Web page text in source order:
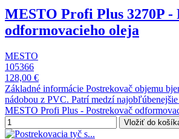
MESTO Profi Plus 3270P -
odformovacieho oleja
MESTO
105366
128,00 €
Základné informácie Postrekovač objemu
nádobou z PVC. Patrí medzí najobľúbenejšie
MESTO Profi Plus - Postrekovač
Vložiť do